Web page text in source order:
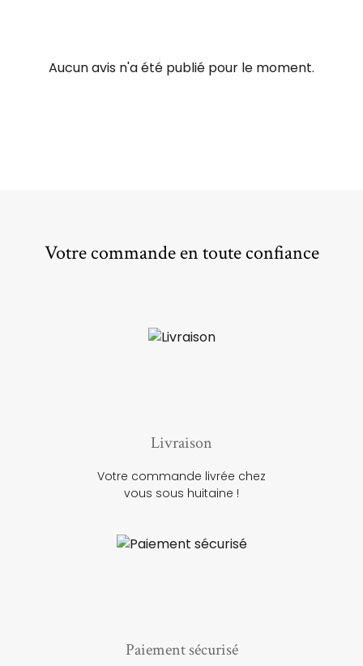
Aucun avis n'a été publié pour le moment.
Votre commande en toute confiance
Livraison
Votre commande livrée chez
vous sous huitaine !
Paiement sécurisé